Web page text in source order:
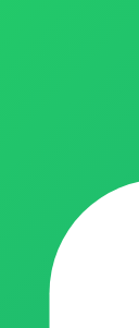
mais